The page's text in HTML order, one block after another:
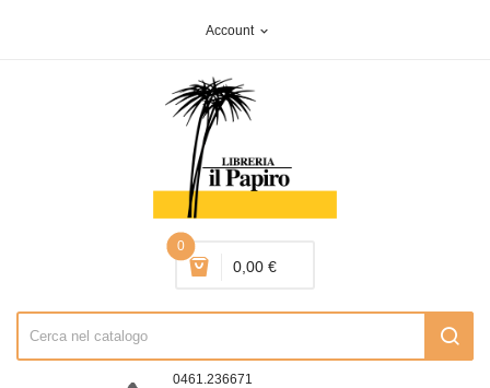
Account expand_more
0
0,00 €
0461.236671